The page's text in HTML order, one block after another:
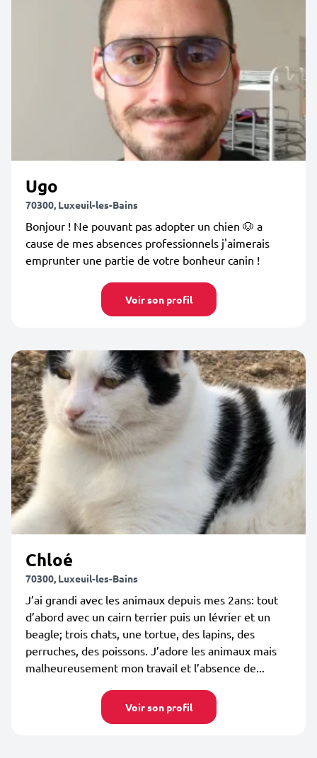
Ugo
70300, Luxeuil-les-Bains
Bonjour ! Ne pouvant pas adopter un chien 🐶 a
cause de mes absences professionnels j'aimerais
emprunter une partie de votre bonheur canin !
Voir son profil
Chloé
70300, Luxeuil-les-Bains
J’ai grandi avec les animaux depuis mes 2ans: tout
d’abord avec un cairn terrier puis un lévrier et un
beagle; trois chats, une tortue, des lapins, des
perruches, des poissons. J’adore les animaux mais
malheureusement mon travail et l’absence de...
Voir son profil